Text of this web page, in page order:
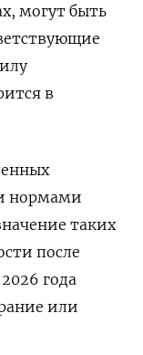
могут быть
в
нормами
таких
‌после
​года
или